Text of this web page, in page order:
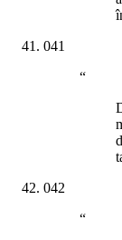
041
“
042
“